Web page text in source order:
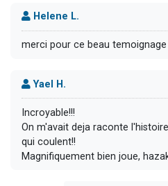
Helene L.
merci pour ce beau temoignage
Yael H.
Incroyable!!!
On m'avait deja raconte
qui coulent!!
Magnifiquement bien joue,